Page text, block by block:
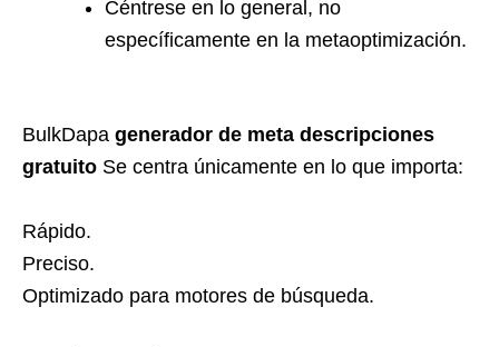
Céntrese en lo general, no
específicamente en la metaoptimización.
BulkDapa generador de meta descripciones
gratuito Se centra únicamente en lo que importa:
Rápido.
Preciso.
Optimizado para motores de búsqueda.